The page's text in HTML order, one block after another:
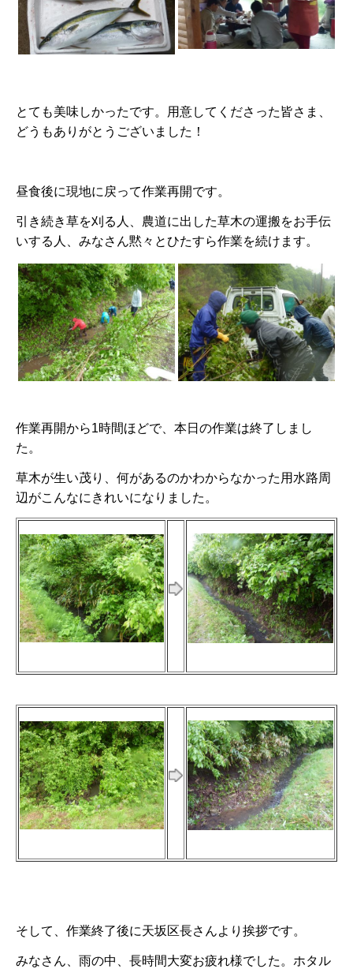
とても美味しかったです。用意してくださった皆さま、
どうもありがとうございました！
昼食後に現地に戻って作業再開です。
引き続き草を刈る人、農道に出した草木の運搬をお手伝
いする人、みなさん黙々とひたすら作業を続けます。
作業再開から1時間ほどで、本日の作業は終了しまし
た。
草木が生い茂り、何があるのかわからなかった用水路周
辺がこんなにきれいになりました。
そして、作業終了後に天坂区長さんより挨拶です。
みなさん、雨の中、長時間大変お疲れ様でした。ホタル